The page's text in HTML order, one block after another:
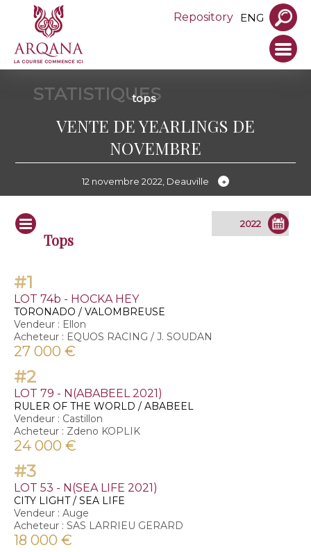
Repository ENG
STATISTIQUES
tops
VENTE DE YEARLINGS DE
NOVEMBRE
12 novembre 2022, Deauville
Tops
#1
LOT 74b - HOCKA HEY
TORONADO / VALOMBREUSE
Vendeur : Ellon
Acheteur : EQUOS RACING / J. SOUDAN
27 000 €
#2
LOT 79 - N(ABABEEL 2021)
RULER OF THE WORLD / ABABEEL
Vendeur : Castillon
Acheteur : Zdeno KOPLIK
24 000 €
#3
LOT 53 - N(SEA LIFE 2021)
CITY LIGHT / SEA LIFE
Vendeur : Auge
Acheteur : SAS LARRIEU GERARD
18 000 €